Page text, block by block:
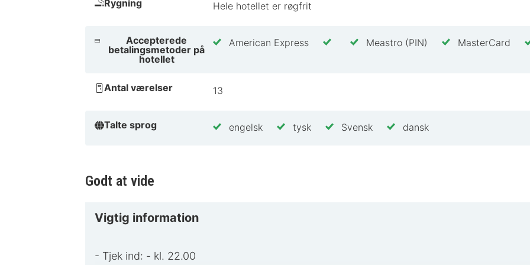
Rygning Hele hotellet er røgfrit
Accepterede
betalingsmetoder på
hotellet
American Express Meastro (PIN) MasterCard
Antal værelser 13
Talte sprog engelsk tysk Svensk dansk
Godt at vide
Vigtig information
- Tjek ind: - kl. 22.00